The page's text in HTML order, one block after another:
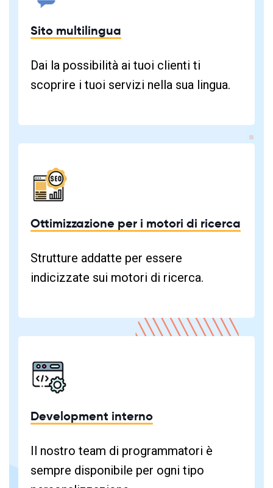
Sito multilingua
Dai la possibilità ai tuoi clienti ti
scoprire i tuoi servizi nella sua lingua.
Ottimizzazione per i motori di ricerca
Strutture addatte per essere
indicizzate sui motori di ricerca.
Development interno
Il nostro team di programmatori è
sempre disponibile per ogni tipo